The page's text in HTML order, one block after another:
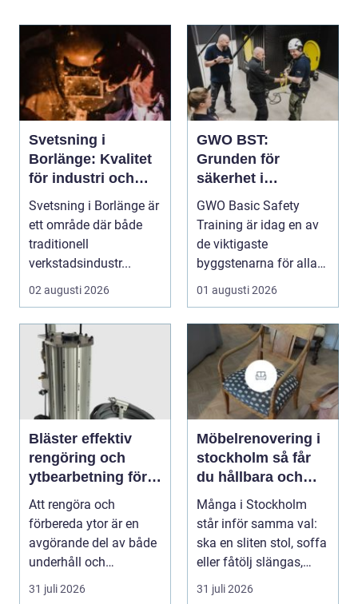
Svetsning i
Borlänge: Kvalitet
för industri och
konstruktion
Svetsning i Borlänge är
ett område där både
traditionell
verkstadsindustr...
02 augusti 2026
GWO BST:
Grunden för
säkerhet i
vindkraftsbransche
n
GWO Basic Safety
Training är idag en av
de viktigaste
byggstenarna för alla
som vill arbet...
01 augusti 2026
Bläster effektiv
rengöring och
ytbearbetning för
proffs och
hantverkare
Att rengöra och
förbereda ytor är en
avgörande del av både
underhåll och
renovering. Färg, rost,
31 juli 2026
Möbelrenovering i
stockholm så får
du hållbara och
vackra möbler
Många i Stockholm
står inför samma val:
ska en sliten stol, soffa
eller fåtölj slängas,
säljas billi...
31 juli 2026